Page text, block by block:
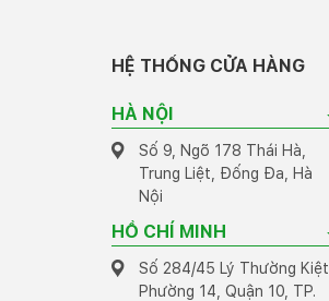
HỆ THỐNG CỬA HÀNG
HÀ NỘI
Số 9, Ngõ 178 Thái Hà,
Trung Liệt, Đống Đa, Hà
Nội
HỒ CHÍ MINH
Số 284/45 Lý Thường Kiệt,
Phường 14, Quận 10, TP.